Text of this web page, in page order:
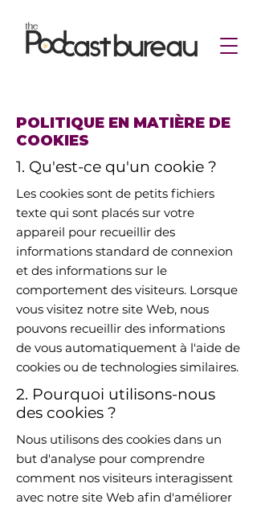
POLITIQUE EN MATIÈRE DE
COOKIES
1. Qu'est-ce qu'un cookie ?
Les cookies sont de petits fichiers
texte qui sont placés sur votre
appareil pour recueillir des
informations standard de connexion
et des informations sur le
comportement des visiteurs. Lorsque
vous visitez notre site Web, nous
pouvons recueillir des informations
de vous automatiquement à l'aide de
cookies ou de technologies similaires.
2. Pourquoi utilisons-nous
des cookies ?
Nous utilisons des cookies dans un
but d'analyse pour comprendre
comment nos visiteurs interagissent
avec notre site Web afin d'améliorer